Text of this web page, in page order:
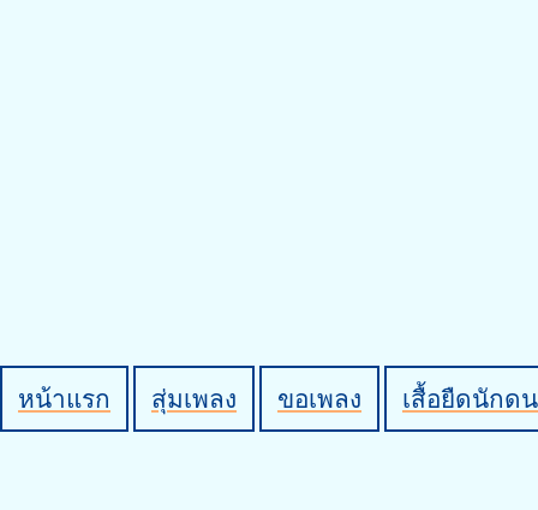
หน้าแรก สุ่มเพลง ขอเพลง เสื้อยืดนักด